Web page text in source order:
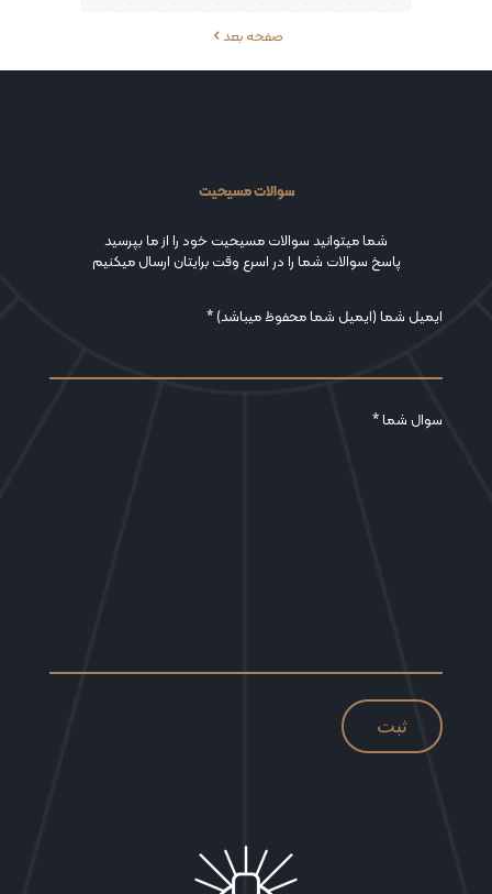
صفحه بعد
سوالات مسیحیت
شما میتوانید سوالات مسیحیت خود را از ما بپرسید
پاسخ سوالات شما را در اسرع وقت برایتان ارسال میکنیم
ایمیل شما (ایمیل شما محفوظ میباشد) *
سوال شما *